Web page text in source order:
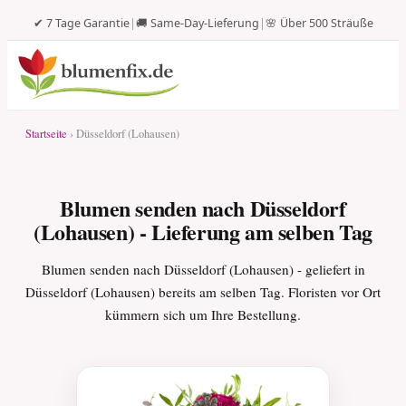
✔ 7 Tage Garantie|🚚 Same-Day-Lieferung |🌸 Über 500 Sträuße
Startseite › Düsseldorf (Lohausen)
Blumen senden nach Düsseldorf
(Lohausen) - Lieferung am selben Tag
Blumen senden nach Düsseldorf (Lohausen) - geliefert in
Düsseldorf (Lohausen) bereits am selben Tag. Floristen vor Ort
kümmern sich um Ihre Bestellung.